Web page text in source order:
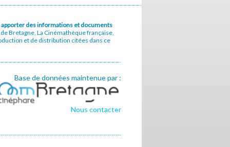
apporter des informations et documents
Bretagne, La Cinémathèque française,
et de distribution citées dans ce
Base de données maintenue par :
Nous contacter